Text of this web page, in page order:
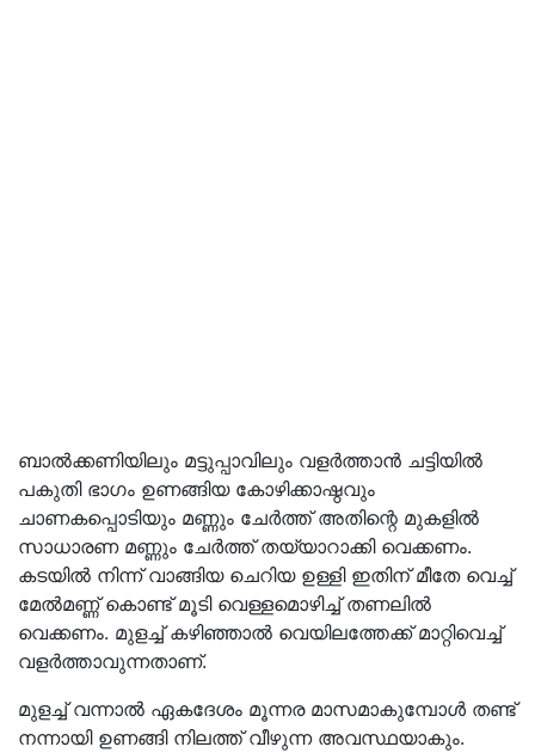
ബാല്‍ക്കണിയിലും മട്ടുപ്പാവിലും വളര്‍ത്താന്‍ ചട്ടിയില്‍
പകുതി ഭാഗം ഉണങ്ങിയ കോഴിക്കാഷ്ഠവും
ചാണകപ്പൊടിയും മണ്ണും ചേര്‍ത്ത് അതിന്റെ മുകളില്‍
സാധാരണ മണ്ണും ചേര്‍ത്ത് തയ്യാറാക്കി വെക്കണം.
കടയില്‍ നിന്ന് വാങ്ങിയ ചെറിയ ഉള്ളി ഇതിന് മീതേ വെച്ച്
മേല്‍മണ്ണ് കൊണ്ട് മൂടി വെള്ളമൊഴിച്ച് തണലില്‍
വെക്കണം. മുളച്ച് കഴിഞ്ഞാല്‍ വെയിലത്തേക്ക് മാറ്റിവെച്ച്
വളര്‍ത്താവുന്നതാണ്.
മുളച്ച് വന്നാല്‍ ഏകദേശം മൂന്നര മാസമാകുമ്പോള്‍ തണ്ട്
നന്നായി ഉണങ്ങി നിലത്ത് വീഴുന്ന അവസ്ഥയാകും.